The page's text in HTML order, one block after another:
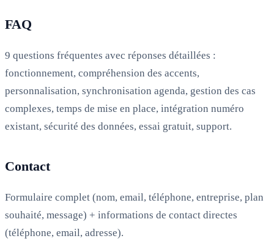
FAQ
9 questions fréquentes avec réponses détaillées :
fonctionnement, compréhension des accents,
personnalisation, synchronisation agenda, gestion des cas
complexes, temps de mise en place, intégration numéro
existant, sécurité des données, essai gratuit, support.
Contact
Formulaire complet (nom, email, téléphone, entreprise, plan
souhaité, message) + informations de contact directes
(téléphone, email, adresse).